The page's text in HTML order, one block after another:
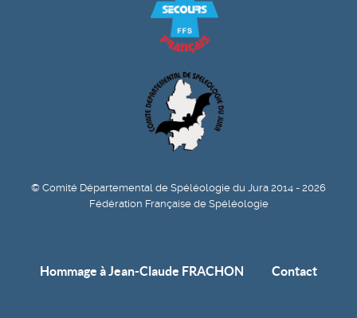
© Comité Départemental de Spéléologie du Jura 2014 - 2026
Fédération Française de Spéléologie
Hommage à Jean-Claude FRACHON Contact